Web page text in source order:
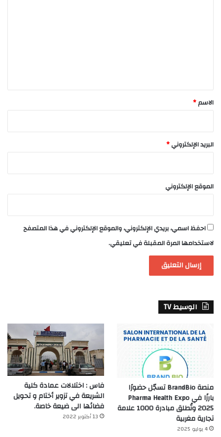
*
الاسم*
البريد الإلكتروني*
الموقع الإلكتروني
احفظ اسمي، بريدي الإلكتروني، والموقع الإلكتروني في هذا المتصفح
لاستخدامها المرة المقبلة في تعليقي.
الوسيط TV
منصة BrandBio تسجّل حضورًا
بارزًا في Pharma Health Expo
2025 وتُطلق مبادرة 1000 علامة
تجارية مغربية
4 يوليو 2025
فاس : اختلالات عمادة كلية
الشريعة في تزوير أختام و تحويل
فضائها الى ضيعة خاصة.
13 أكتوبر 2022